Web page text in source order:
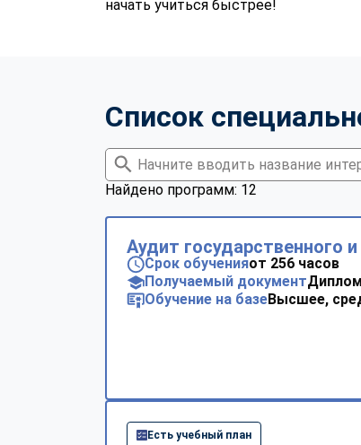
начать учиться быстрее!
Список
Найдено программ: 12
Аудит государственного
Срок обученияот 256 часов
Получаемый документ
Обучение на базеВысшее,
Есть учебный план